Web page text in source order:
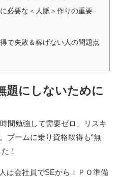
必要な＜人脈＞作りの重要
で失敗＆稼げない人の問題点
題にしないために
間勉強して需要ゼロ」リスキ
ブームに乗り資格取得も“無
！
は会社員でSEからＩＰＯ準備